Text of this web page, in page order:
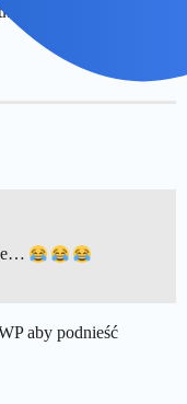
jako niezalogowany
aby podnieść